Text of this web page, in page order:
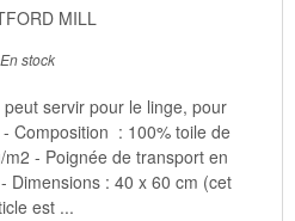
MILL
En stock
servir pour le linge, pour
Composition : 100% toile de
- Poignée de transport en
Dimensions : 40 x 60 cm (cet
est ...